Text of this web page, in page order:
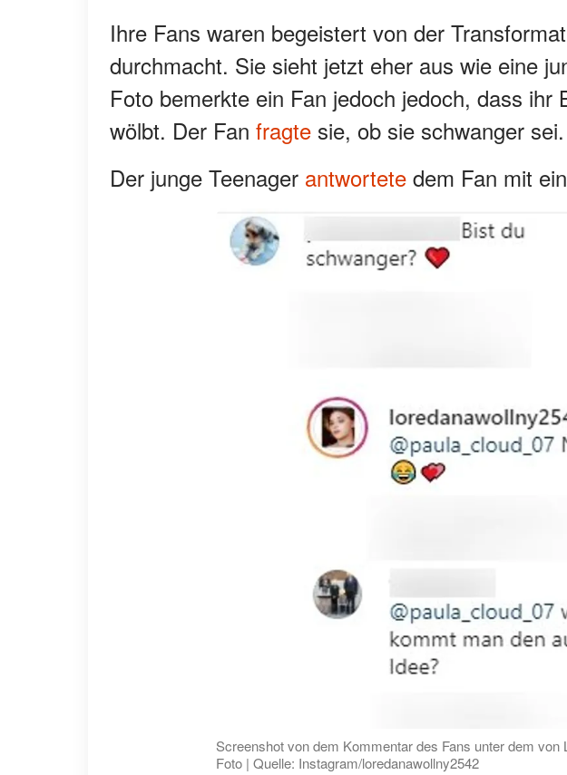
Ihre Fans waren begeistert von der
durchmacht. Sie sieht jetzt eher aus wie eine
Foto bemerkte ein Fan jedoch jedoch, dass ihr
wölbt. Der Fan fragte sie, ob sie schwanger sei.
Der junge Teenager antwortete dem Fan mit
Screenshot von dem Kommentar des Fans unter dem von
Foto | Quelle: Instagram/loredanawollny2542